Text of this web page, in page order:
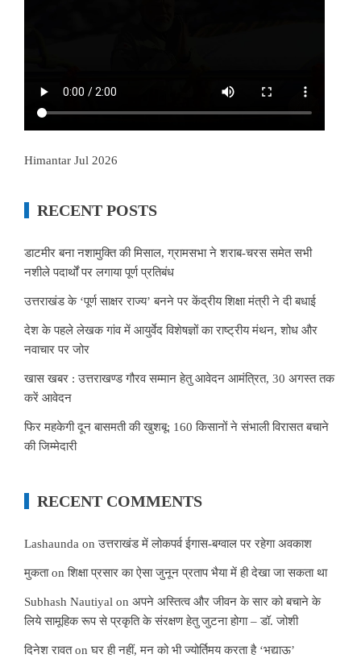
Himantar Jul 2026
RECENT POSTS
डाटमीर बना नशामुक्ति की मिसाल, ग्रामसभा ने शराब-चरस समेत सभी
नशीले पदार्थों पर लगाया पूर्ण प्रतिबंध
उत्तराखंड के ‘पूर्ण साक्षर राज्य’ बनने पर केंद्रीय शिक्षा मंत्री ने दी बधाई
देश के पहले लेखक गांव में आयुर्वेद विशेषज्ञों का राष्ट्रीय मंथन, शोध और
नवाचार पर जोर
खास खबर : उत्तराखण्ड गौरव सम्मान हेतु आवेदन आमंत्रित, 30 अगस्त तक
करें आवेदन
फिर महकेगी दून बासमती की खुशबू: 160 किसानों ने संभाली विरासत बचाने
की जिम्मेदारी
RECENT COMMENTS
Lashaunda onउत्तराखंड में लोकपर्व ईगास-बग्वाल पर रहेगा अवकाश
मुकताonशिक्षा प्रसार का ऐसा जुनून प्रताप भैया में ही देखा जा सकता था
Subhash Nautiyal on अपने अस्तित्व और जीवन के सार को बचाने के
लिये सामूहिक रूप से प्रकृति के संरक्षण हेतु जुटना होगा – डॉ. जोशी
दिनेश रावतonघर ही नहीं, मन को भी ज्योर्तिमय करता है ‘भद्याऊ’